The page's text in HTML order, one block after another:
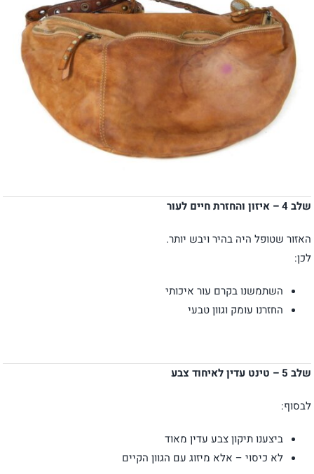
שלב 4 – איזון והחזרת חיים לעור
האזור שטופל היה בהיר ויבש יותר.
לכן:
השתמשנו בקרם עור איכותי
החזרנו עומק וגוון טבעי
שלב 5 – טינט עדין לאיחוד צבע
לבסוף:
ביצענו תיקון צבע עדין מאוד
לא כיסוי – אלא מיזוג עם הגוון הקיים